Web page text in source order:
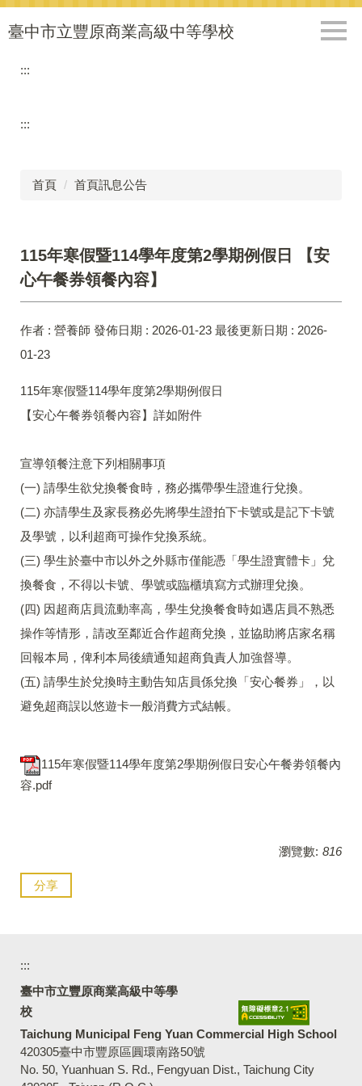
跳
到
臺中市立豐原商業高級中等學校
:::
:::
首頁 首頁訊息公告
115年寒假暨114學年度第2學期例假日 【安
心午餐券領餐內容】
作者 : 營養師 發佈日期 : 2026-01-23 最後更新日期 : 2026-
01-23
115年寒假暨114學年度第2學期例假日
【安心午餐券領餐內容】詳如附件
宣導領餐注意下列相關事項
(一) 請學生欲兌換餐食時，務必攜帶學生證進行兌換。
(二) 亦請學生及家長務必先將學生證拍下卡號或是記下卡號
及學號，以利超商可操作兌換系統。
(三) 學生於臺中市以外之外縣市僅能憑「學生證實體卡」兌
換餐食，不得以卡號、學號或臨櫃填寫方式辦理兌換。
(四) 因超商店員流動率高，學生兌換餐食時如遇店員不熟悉
操作等情形，請改至鄰近合作超商兌換，並協助將店家名稱
回報本局，俾利本局後續通知超商負責人加強督導。
(五) 請學生於兌換時主動告知店員係兌換「安心餐券」，以
避免超商誤以悠遊卡一般消費方式結帳。
115年寒假暨114學年度第2學期例假日安心午餐劵領餐內
容.pdf
瀏覽數: 816
分享
:::
臺中市立豐原商業高級中等學
校
Taichung Municipal Feng Yuan Commercial High School
420305臺中市豐原區圓環南路50號
No. 50, Yuanhuan S. Rd., Fengyuan Dist., Taichung City